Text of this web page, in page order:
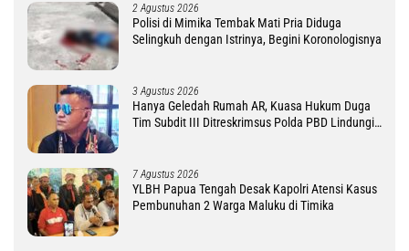
2 Agustus 2026
Polisi di Mimika Tembak Mati Pria Diduga
Selingkuh dengan Istrinya, Begini Koronologisnya
3 Agustus 2026
Hanya Geledah Rumah AR, Kuasa Hukum Duga
Tim Subdit III Ditreskrimsus Polda PBD Lindungi
7 Agustus 2026
YLBH Papua Tengah Desak Kapolri Atensi Kasus
Pembunuhan 2 Warga Maluku di Timika